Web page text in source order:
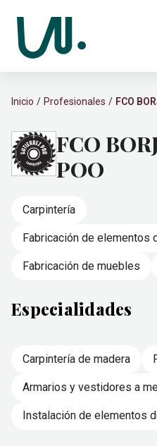
Inicio Profesionales FCO
FCO
POO
Carpintería
Fabricación de elementos
Fabricación de muebles
Especialidades
Carpintería de madera
Armarios y vestidores a
Instalación de elementos